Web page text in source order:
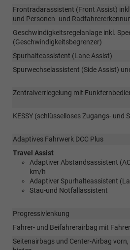
Frontradarassistent (Front Assist)
und Personen- und
Geschwindigkeitsregelanlage inkl.
(Geschwindigkeitsbegrenzer)
Spurhalteassistent (Lane Assist)
Spurwechselassistent (Side Assist)
Zentralverriegelung mit
KESSY (schlüsselloses Zugangs- und
Adaptives Fahrwerk DCC Plus
Travel Assist
Adaptiver Abstandsassistent
km/h
Adaptiver Spurhalteassistent
Stau-und Notfallassistent
Progressivlenkung
Fahrer- und Beifahrerairbag mit
Seitenairbags und Center-Airbag